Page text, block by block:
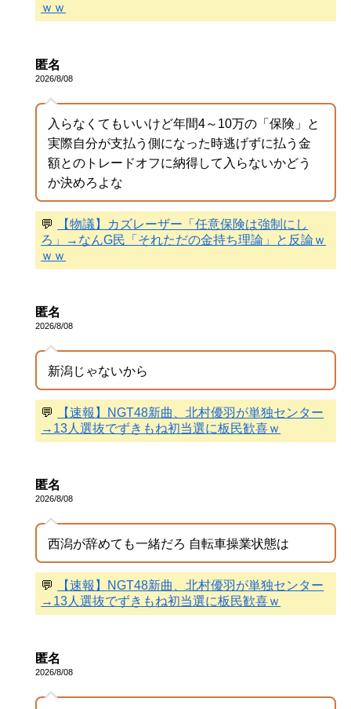
ｗｗ
匿名
2026/8/08
入らなくてもいいけど年間4～10万の「保険」と
実際自分が支払う側になった時逃げずに払う金
額とのトレードオフに納得して入らないかどう
か決めろよな
💬
【物議】カズレーザー「任意保険は強制にし
ろ」→なんG民「それただの金持ち理論」と反論ｗ
ｗｗ
匿名
2026/8/08
新潟じゃないから
💬
【速報】NGT48新曲、北村優羽が単独センター
→13人選抜でずきもね初当選に板民歓喜ｗ
匿名
2026/8/08
西潟が辞めても一緒だろ 自転車操業状態は
💬
【速報】NGT48新曲、北村優羽が単独センター
→13人選抜でずきもね初当選に板民歓喜ｗ
匿名
2026/8/08